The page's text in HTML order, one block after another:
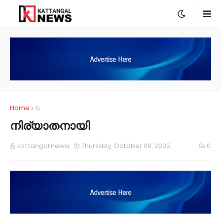
Home b
നിര്യാതനായി
kattangal newa Thursday, October 09, 2025 0